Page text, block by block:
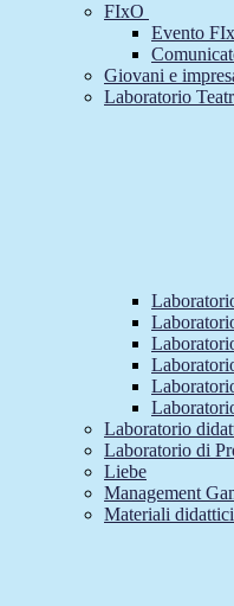
FIxO
Evento
Giovani e
Laboratorio
Laboratorio
Laboratorio di
Liebe
Management
Materiali